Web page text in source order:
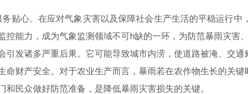
心。在应对气象灾害以及保障社会生产生活的平稳运行中
能力，成为气象监测领域不可h缺的一环，为防范暴雨灾害
诸多严重后果。它可能导致城市内涝，使道路被淹、交通
财产安全。对于农业生产而言，暴雨若在农作物生长的关
民众做好防范准备，是降低暴雨灾害损失的关键。